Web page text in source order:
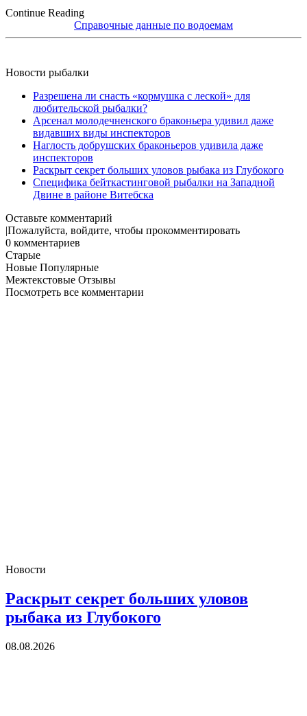
Continue Reading
Справочные данные по водоемам
Новости рыбалки
Разрешена ли снасть «кормушка с леской» для
любительской рыбалки?
Арсенал молодечненского браконьера удивил даже
видавших виды инспекторов
Наглость добрушских браконьеров удивила даже
инспекторов
Раскрыт секрет больших уловов рыбака из Глубокого
Специфика бейткастинговой рыбалки на Западной
Двине в районе Витебска
Оставьте комментарий
Пожалуйста, войдите, чтобы прокомментировать
0 комментариев
Старые
Новые Популярные
Межтекстовые Отзывы
Посмотреть все комментарии
Новости
Раскрыт секрет больших уловов
рыбака из Глубокого
08.08.2026